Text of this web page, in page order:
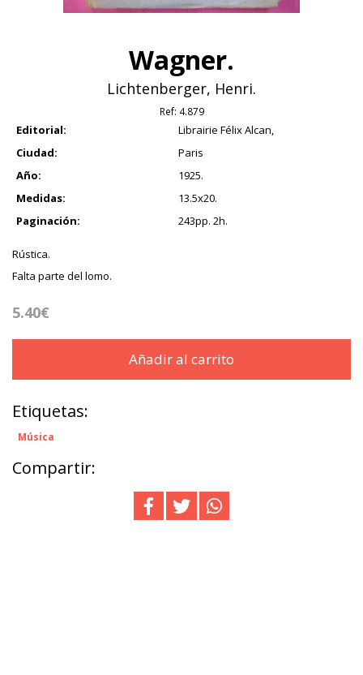
Wagner.
Lichtenberger, Henri.
Ref: 4.879
Editorial:
Librairie Félix Alcan,
Ciudad:
Paris
Año:
1925.
Medidas:
13.5x20.
Paginación:
243pp. 2h.
Rústica.
Falta parte del lomo.
5.40€
Añadir al carrito
Etiquetas:
Música
Compartir: